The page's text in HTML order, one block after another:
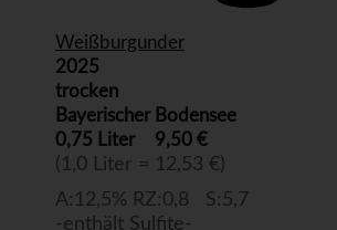
Weißburgunder
2025
trocken
Bayerischer Bodensee
0,75 Liter
9,50 €
(1,0 Liter = 12,53 €)
A:12,5% RZ:0,8 S:5,7
-enthält Sulfite-